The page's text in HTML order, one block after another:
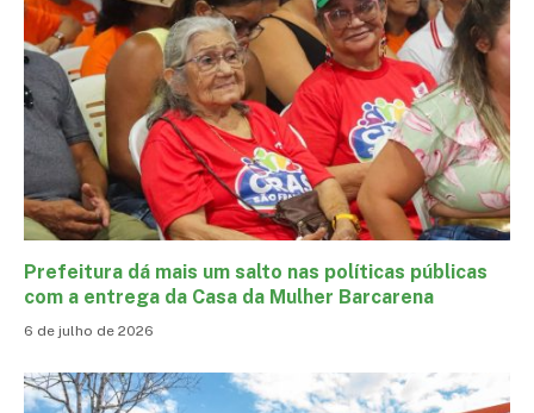
Prefeitura dá mais um salto nas políticas públicas
com a entrega da Casa da Mulher Barcarena
6 de julho de 2026